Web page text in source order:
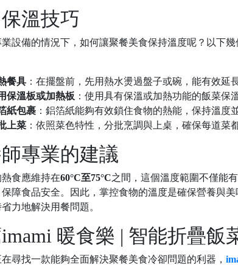
溫技巧
設備的情況下，如何讓聚餐美食保持溫度呢？以下
餐具 ：在擺盤前，先用熱水燙過盤子或碗，能有效延
保溫板或加熱板 ：使用具有保溫或加熱功能的飯菜保
紙包裹 ：鋁箔紙能夠有效鎖住食物的熱能，保持溫度
上菜 ：依照菜色特性，分批烹調與上桌，確保每道菜
專業的建議
食應維持在60°C至75°C之間，這個溫度範圍不僅能
障食品安全。因此，掌控食物的溫度是確保營養與
力地解決用餐問題。
暖食樂 | 智能折疊飯
尋找一款能夠全面解決聚餐美食冷卻問題的利器，